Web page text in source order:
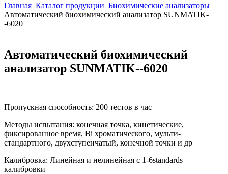
Главная Каталог продукции Биохимические анализаторы
Автоматический биохимический анализатор SUNMATIK-
-6020
Автоматический биохимический
анализатор SUNMATIK--6020
Пропускная способность: 200 тестов в час
Методы испытания: конечная точка, кинетические,
фиксированное время, Bi хроматического, мульти-
стандартного, двухступенчатый, конечной точки и др
Калибровка: Линейная и нелинейная с 1-6standards
калибровки